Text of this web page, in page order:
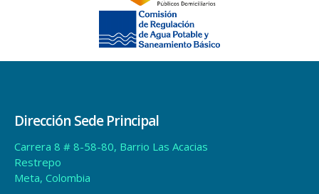
Dirección Sede Principal
Carrera 8 # 8-58-80, Barrio Las Acacias
Restrepo
Meta, Colombia